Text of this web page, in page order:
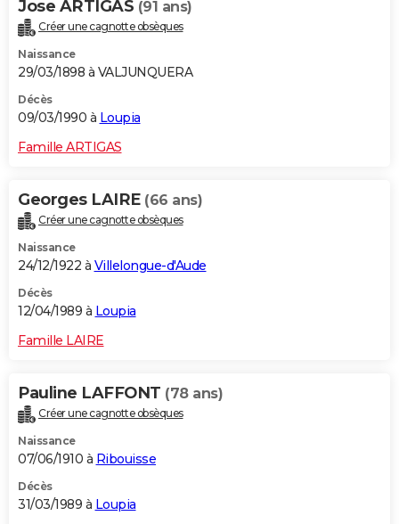
Jose ARTIGAS (91 ans)
Créer une cagnotte obsèques
Naissance
29/03/1898 à VALJUNQUERA
Décès
09/03/1990 à Loupia
Famille ARTIGAS
Georges LAIRE (66 ans)
Créer une cagnotte obsèques
Naissance
24/12/1922 à Villelongue-d'Aude
Décès
12/04/1989 à Loupia
Famille LAIRE
Pauline LAFFONT (78 ans)
Créer une cagnotte obsèques
Naissance
07/06/1910 à Ribouisse
Décès
31/03/1989 à Loupia